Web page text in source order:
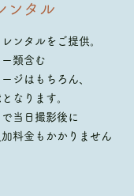
ンタル
ンタルをご提供。
類含む
ジはもちろん、
なります。​
当日撮影後に
料金もかかりません